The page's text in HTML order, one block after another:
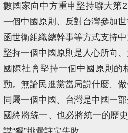
數國家向中方重申堅持聯大第
一個中國原則、反對台灣參加
函世衛組織總幹事等方式支持
堅持一個中國原則是人心所向
國際社會堅持一個中國原則的
動。無論民進黨當局説什麼、
同屬一個中國、台灣是中國一
國終將統一、也必將統一的歷史
謀“獨”挑釁註定失敗。